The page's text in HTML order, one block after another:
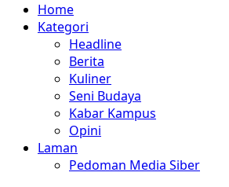
Home
Kategori
Headline
Berita
Kuliner
Seni Budaya
Kabar Kampus
Opini
Laman
Pedoman Media Siber